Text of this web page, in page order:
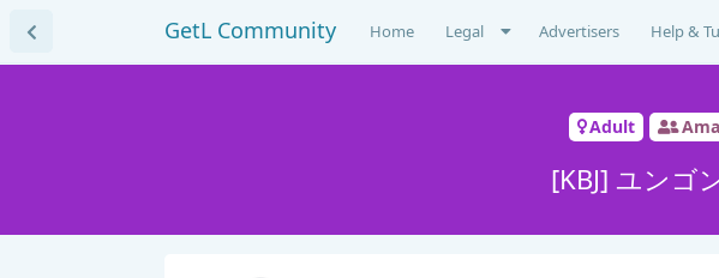
GetL Community Home Legal Advertisers Help &
Adult
[KBJ] ユンゴ